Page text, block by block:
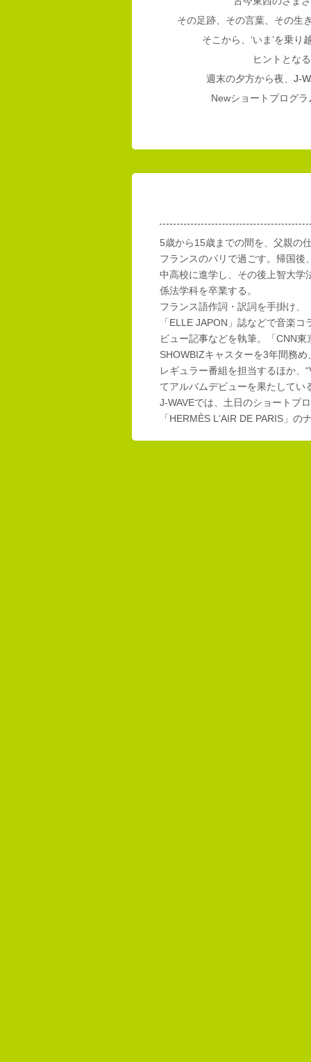
その足跡、その言葉、その生
そこから、‘いま’を乗
ヒントとな
週末の夕方から夜、 J-
Newショートプログ
5歳から15歳までの間を、父親の
フランスのパリで過ごす。帰国後
中高校に進学し、その後上智大学
係法学科を卒業する。
フランス語作詞・訳詞を手掛け、
「ELLE JAPON」誌などで音楽コ
ビュー記事などを執筆。「CNN東
SHOWBIZキャスターを3年間務め
レギュラー番組を担当するほか、
てアルバムデビューを果たしてい
J-WAVEでは、土日のショートプ
「HERMÈS L‘AIR DE PARIS」